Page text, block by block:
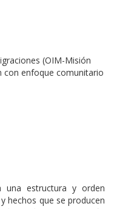
(OIM-Misión
con enfoque comunitario
una estructura y orden
hechos que se producen